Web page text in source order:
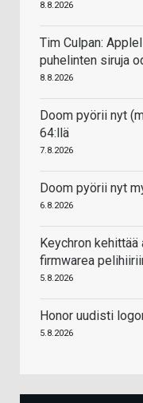
8.8.2026
Tim Culpan:
puhelinten siruja
8.8.2026
Doom pyörii nyt
64:llä
7.8.2026
Doom pyörii nyt
6.8.2026
Keychron
firmwarea
5.8.2026
Honor uudisti
5.8.2026